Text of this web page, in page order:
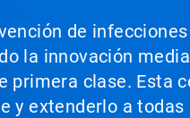
de
la innovación
clase. Esta
extenderlo a